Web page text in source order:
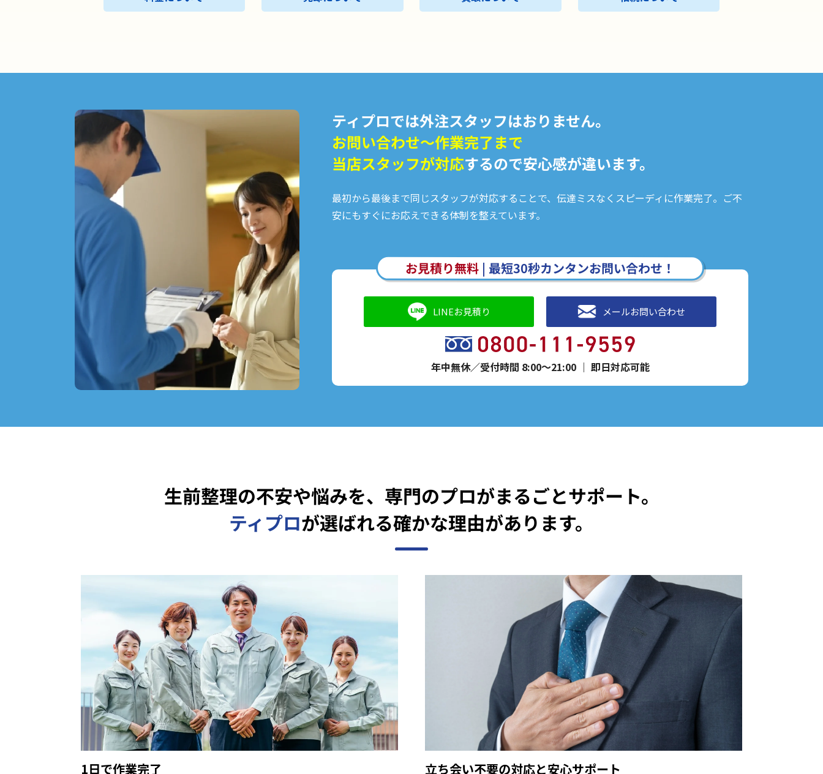
ティプロでは外注スタッフはおりません。
お問い合わせ〜作業完了まで
当店スタッフが対応するので安心感が違います。
最初から最後まで同じスタッフが対応することで、伝達ミスなくスピーディに作業完了。ご不
安にもすぐにお応えできる体制を整えています。
お見積り無料| 最短30秒カンタンお問い合わせ！
LINEお見積り メールお問い合わせ
年中無休／受付時間 8:00～21:00｜ 即日対応可能
生前整理の不安や悩みを、 専門のプロがまるごとサポート。
ティプロが選ばれる確かな理由があります。
1日で作業完了 立ち会い不要の対応と安心サポート